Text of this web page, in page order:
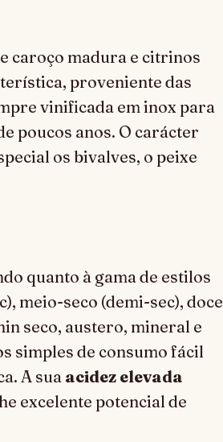
caroço madura e citrinos
proveniente das
vinificada em inox para
poucos anos. O carácter
os bivalves, o peixe
quanto à gama de estilos
meio-seco (demi-sec), doce
seco, austero, mineral e
simples de consumo fácil
A sua acidez elevada
excelente potencial de